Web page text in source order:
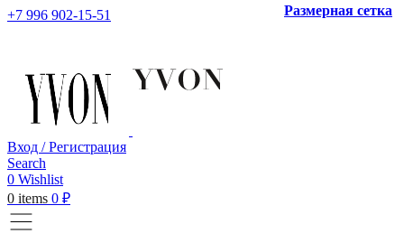
+7 996 902-15-51
Вход / Регистрация
Search
0 Wishlist
0 items 0 ₽
Размерная сетка